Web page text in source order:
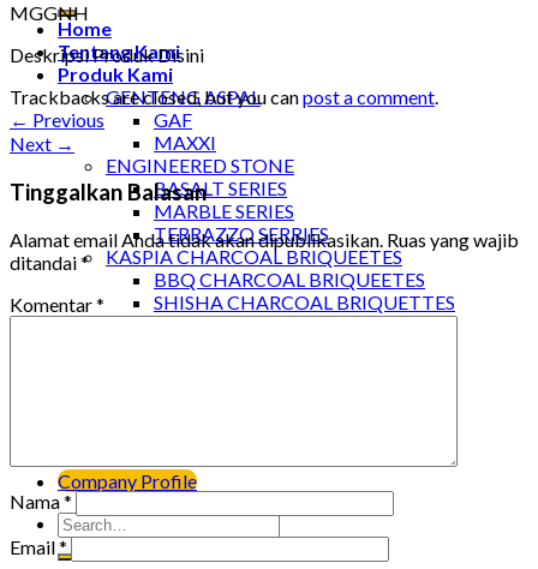
Home
Tentang Kami
Produk Kami
GENTENG ASPAL
GAF
MAXXI
ENGINEERED STONE
BASALT SERIES
MARBLE SERIES
TERRAZZO SERRIES
KASPIA CHARCOAL BRIQUEETES
BBQ CHARCOAL BRIQUEETES
SHISHA CHARCOAL BRIQUETTES
Company Profile
MGGNH
Deskripsi Produk Disini
Trackbacks are closed, but you canpost a comment.
← Previous
Next →
Tinggalkan Balasan
Alamat email Anda tidak akan dipublikasikan. Ruas yang wajib
ditandai*
Komentar*
Nama*
Email*